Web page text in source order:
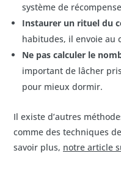
système de
Instaurer un rituel du
habitudes, il envoie au
Ne pas calculer le
important de lâcher
pour mieux dormir.
Il existe d’autres
comme des techniques
savoir plus, notre article